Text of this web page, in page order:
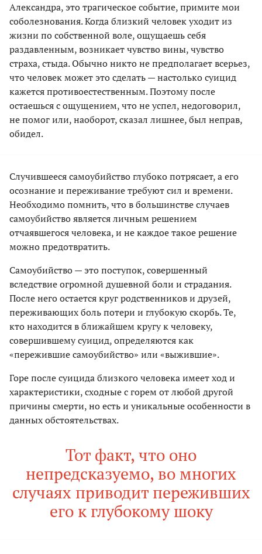
Александра, это трагическое событие, примите мои
соболезнования. Когда близкий человек уходит из
жизни по собственной воле, ощущаешь себя
раздавленным, возникает чувство вины, чувство
страха, стыда. Обычно никто не предполагает всерьез,
что человек может это сделать — настолько суицид
кажется противоестественным. Поэтому после
остаешься с ощущением, что не успел, недоговорил,
не помог или, наоборот, сказал лишнее, был неправ,
обидел.
Случившееся самоубийство глубоко потрясает, а его
осознание и переживание требуют сил и времени.
Необходимо помнить, что в большинстве случаев
самоубийство является личным решением
отчаявшегося человека, и не каждое такое решение
можно предотвратить.
Самоубийство — это поступок, совершенный
вследствие огромной душевной боли и страдания.
После него остается круг родственников и друзей,
переживающих боль потери и глубокую скорбь. Те,
кто находится в ближайшем кругу к человеку,
совершившему суицид, определяются как
«пережившие самоубийство» или «выжившие».
Горе после суицида близкого человека имеет ход и
характеристики, сходные с горем от любой другой
причины смерти, но есть и уникальные особенности в
данных обстоятельствах.
Тот факт, что оно
непредсказуемо, во многих
случаях приводит переживших
его к глубокому шоку